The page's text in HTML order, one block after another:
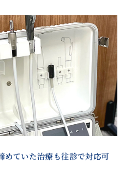
めていた治療も往診で対応可